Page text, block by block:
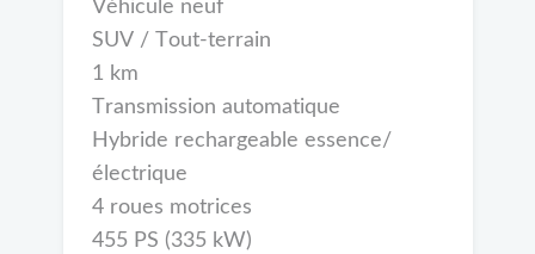
Véhicule neuf
SUV / Tout-terrain
1 km
Transmission automatique
Hybride rechargeable essence/
électrique
4 roues motrices
455 PS (335 kW)